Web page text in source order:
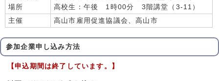
場所
高校生：午後 1時00分 3階講堂（3-11）
主催
高山市雇用促進協議会、高山市
参加企業申し込み方法
【申込期間は終了しています。】